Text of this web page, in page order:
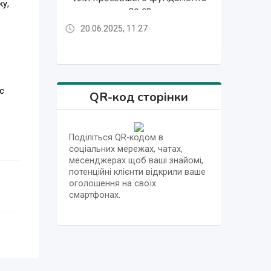
20.06.2025, 11:27
22.06.2025, 16:37
20.06.2025, 11:27
по св
20.06.2025, 11:2720.06.2025, 11:27
фундамен
20.06.2025, 11:27
20.06.2025, 11:27
20.06.2025, 11:27
20.06.2025, 11:27
22.06.2025, 16:37
QR-код сторінки
Поділіться QR-кодом в
соціальних мережах, чатах,
месенджерах щоб ваші знайомі,
потенційні клієнти відкрили ваше
оголошення на своїх
смартфонах.